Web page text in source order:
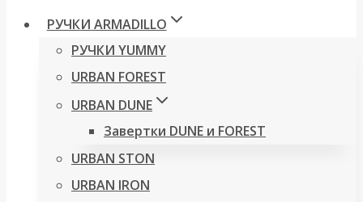
РУЧКИ ARMADILLO
РУЧКИ YUMMY
URBAN FOREST
URBAN DUNE
Завертки DUNE и FOREST
URBAN STON
URBAN IRON